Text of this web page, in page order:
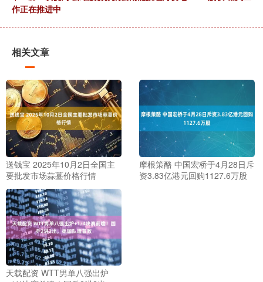
作正在推进中
相关文章
送钱宝 2025年10月2日全国主
要批发市场蒜薹价格行情
摩根策酪 中国宏桥于4月28日斥
资3.83亿港元回购1127.6万股
天载配资 WTT男单八强出炉